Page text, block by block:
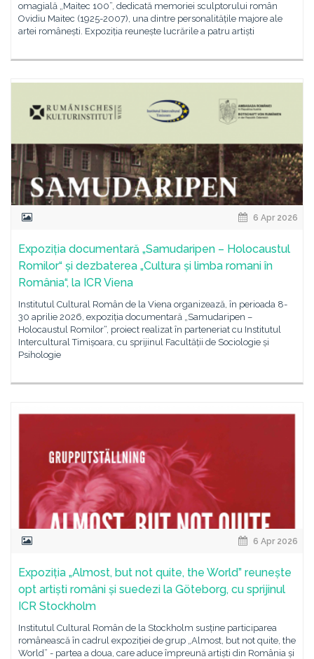
omagială „Maitec 100”, dedicată memoriei sculptorului român
Ovidiu Maitec (1925-2007), una dintre personalitățile majore ale
artei românești. Expoziția reunește lucrările a patru artiști
6 Apr 2026
Expoziția documentară „Samudaripen – Holocaustul
Romilor“ și dezbaterea „Cultura și limba romani în
România“, la ICR Viena
Institutul Cultural Român de la Viena organizează, în perioada 8-
30 aprilie 2026, expoziția documentară „Samudaripen –
Holocaustul Romilor“, proiect realizat în parteneriat cu Institutul
Intercultural Timișoara, cu sprijinul Facultății de Sociologie și
Psihologie
6 Apr 2026
Expoziția „Almost, but not quite, the World” reunește
opt artiști români și suedezi la Göteborg, cu sprijinul
ICR Stockholm
Institutul Cultural Român de la Stockholm susține participarea
românească în cadrul expoziției de grup „Almost, but not quite, the
World” - partea a doua, care aduce împreună artiști din România și